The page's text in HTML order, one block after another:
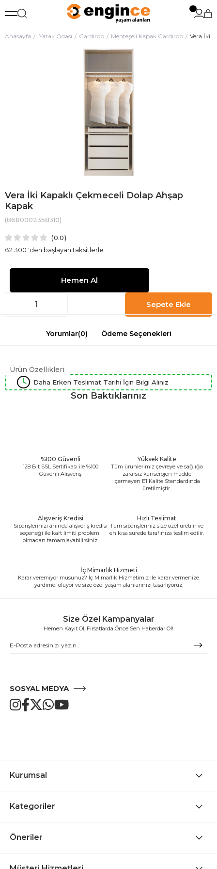
Anasayfa Yatak Odası Gardırop Menteşeli Kapak Gardırop Vera İki
Vera İki Kapaklı Çekmeceli Dolap Ahşap
Kapak
(8680002358310)
0.0
₺2.300 'den başlayan taksitlerle
Yorumlar(0) Ödeme Seçenekleri
Ürün Özellikleri
Daha Erken Teslimat Tarihi İçin Bilgi Alınız
Son Baktıklarınız
%100 Güvenli
128 Bit SSL Sertifikası ile %100
Güvenli Alışveriş
Yüksek Kalite
Tüm ürünlerimiz çevreye ve sağlığa
zararsız kanserojen madde
içermeyen E1 Kalite Standardında
üretilmiştir.
Alışveriş Kredisi
Siparişlerinizi anında alışveriş kredisi
seçeneği ile kart limiti problemi
olmadan tamamlayabilirsiniz.
Hızlı Teslimat
Tüm siparişleriniz size özel üretilir ve
en kısa sürede tarafınıza teslim edilir.
İç Mimarlık Hizmeti
Karar veremiyor musunuz? İç Mimarlık Hizmetimiz ile karar vermenize
yardımcı oluyor ve size özel yaşam alanlarınızı tasarlıyoruz.
Size Özel Kampanyalar
Hemen Kayıt Ol, Fırsatlarda Önce Sen Haberdar Ol!
SOSYAL MEDYA
Kurumsal
Kategoriler
Öneriler